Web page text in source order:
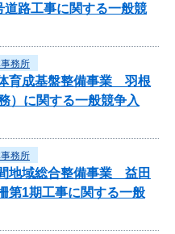
路工事に関する一般競
務所
育成基盤整備事業 羽根
）に関する一般競争入
務所
地域総合整備事業 益田
第1期工事に関する一般